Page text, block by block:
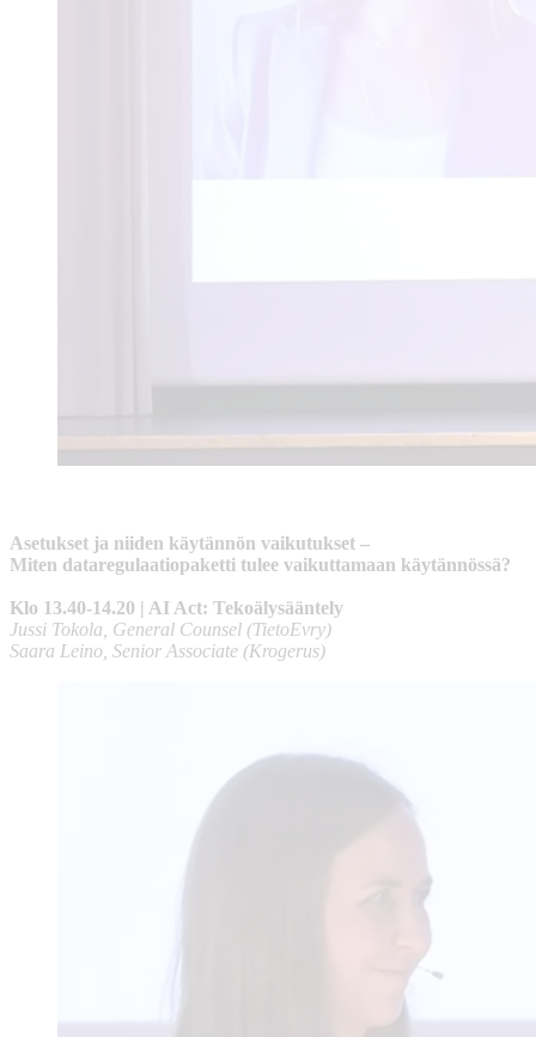
Asetukset ja niiden käytännön vaikutukset –
Miten dataregulaatiopaketti tulee vaikuttamaan käytännössä?
Klo 13.40-14.20 | AI Act: Tekoälysääntely
Jussi Tokola, General Counsel (TietoEvry)
Saara Leino, Senior Associate (Krogerus)